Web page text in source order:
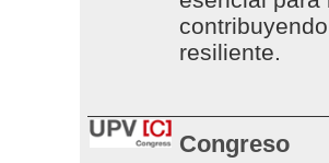
resiliente.
Congreso